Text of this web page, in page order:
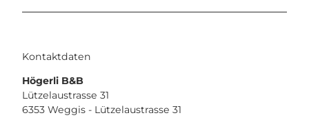
Kontaktdaten
Högerli B&B
Lützelaustrasse 31
6353 Weggis - Lützelaustrasse 31